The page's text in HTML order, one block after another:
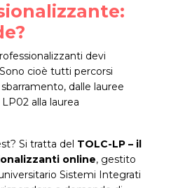
devi
cioè tutti percorsi
dalle lauree
alla laurea
Si tratta del TOLC-LP – il
online, gestito
Sistemi Integrati